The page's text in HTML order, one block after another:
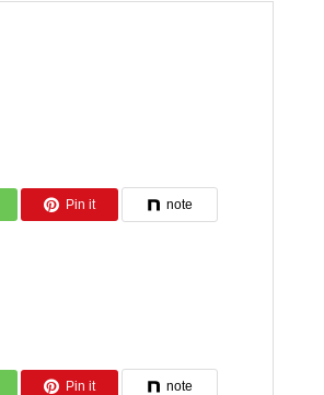
Pin it note
Pin it note